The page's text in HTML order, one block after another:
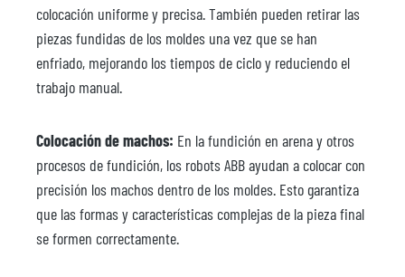
colocación uniforme y precisa. También pueden retirar las
piezas fundidas de los moldes una vez que se han
enfriado, mejorando los tiempos de ciclo y reduciendo el
trabajo manual.
Colocación de machos: En la fundición en arena y otros
procesos de fundición, los robots ABB ayudan a colocar con
precisión los machos dentro de los moldes. Esto garantiza
que las formas y características complejas de la pieza final
se formen correctamente.